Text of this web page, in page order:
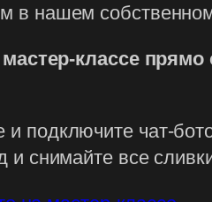
в нашем
классе
подключите чат-
и снимайте все